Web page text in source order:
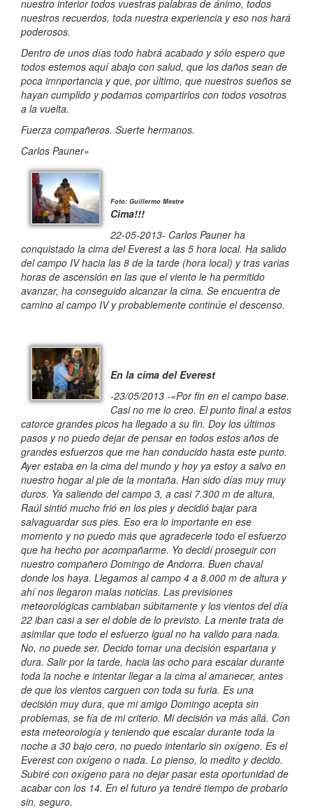
nuestro interior todos vuestras palabras de ánimo, todos
nuestros recuerdos, toda nuestra experiencia y eso nos hará
poderosos.
Dentro de unos días todo habrá acabado y sólo espero que
todos estemos aquí abajo con salud, que los daños sean de
poca imnportancia y que, por último, que nuestros sueños se
hayan cumplido y podamos compartirlos con todos vosotros
a la vuelta.
Fuerza compañeros. Suerte hermanos.
Carlos Pauner»
Foto: Guillermo Mestre
Cima!!!
22-05-2013- Carlos Pauner ha
conquistado la cima del Everest a las 5 hora local. Ha salido
del campo IV hacia las 8 de la tarde (hora local) y tras varias
horas de ascensión en las que el viento le ha permitido
avanzar, ha conseguido alcanzar la cima. Se encuentra de
camino al campo IV y probablemente continúe el descenso.
En la cima del Everest
-23/05/2013 -«Por fin en el campo base.
Casi no me lo creo. El punto final a estos
catorce grandes picos ha llegado a su fin. Doy los últimos
pasos y no puedo dejar de pensar en todos estos años de
grandes esfuerzos que me han conducido hasta este punto.
Ayer estaba en la cima del mundo y hoy ya estoy a salvo en
nuestro hogar al pie de la montaña. Han sido días muy muy
duros. Ya saliendo del campo 3, a casi 7.300 m de altura,
Raúl sintió mucho frió en los pies y decidió bajar para
salvaguardar sus pies. Eso era lo importante en ese
momento y no puedo más que agradecerle todo el esfuerzo
que ha hecho por acompañarme. Yo decidí proseguir con
nuestro compañero Domingo de Andorra. Buen chaval
donde los haya. Llegamos al campo 4 a 8.000 m de altura y
ahí nos llegaron malas noticias. Las previsiones
meteorológicas cambiaban súbitamente y los vientos del día
22 iban casi a ser el doble de lo previsto. La mente trata de
asimilar que todo el esfuerzo igual no ha valido para nada.
No, no puede ser. Decido tomar una decisión espartana y
dura. Salir por la tarde, hacia las ocho para escalar durante
toda la noche e intentar llegar a la cima al amanecer, antes
de que los vientos carguen con toda su furia. Es una
decisión muy dura, que mi amigo Domingo acepta sin
problemas, se fía de mi criterio. Mi decisión va más allá. Con
esta meteorología y teniendo que escalar durante toda la
noche a 30 bajo cero, no puedo intentarlo sin oxígeno. Es el
Everest con oxígeno o nada. Lo pienso, lo medito y decido.
Subiré con oxígeno para no dejar pasar esta oportunidad de
acabar con los 14. En el futuro ya tendré tiempo de probarlo
sin, seguro.